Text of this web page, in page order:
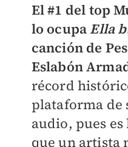
El #1 del top
lo ocupa Ella
canción de
Eslabón
récord
plataforma de
audio, pues
que un artista